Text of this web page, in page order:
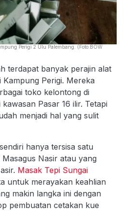
Perigi 2 Ulu Palembang. (Foto:BOW
terdapat banyak perajin alat
Kampung Perigi. Mereka
toko kelontong di
Pasar 16 ilir. Tetapi
menjadi hal yang sulit
hanya tersisa satu
Nasir atau yang
Masak Tepi Sungai
untuk merayakan keahlian
makin langka ini dengan
pembuatan cetakan kue